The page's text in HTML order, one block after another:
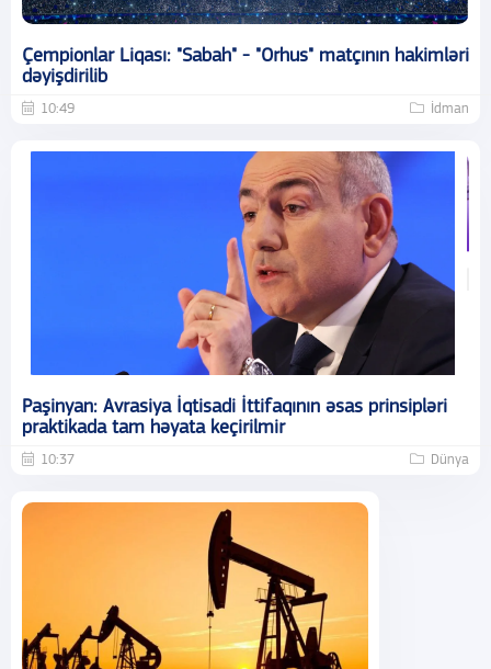
Çempionlar Liqası: "Sabah" - "Orhus" matçının hakimləri
dəyişdirilib
10:49 İdman
Paşinyan: Avrasiya İqtisadi İttifaqının əsas prinsipləri
praktikada tam həyata keçirilmir
10:37 Dünya